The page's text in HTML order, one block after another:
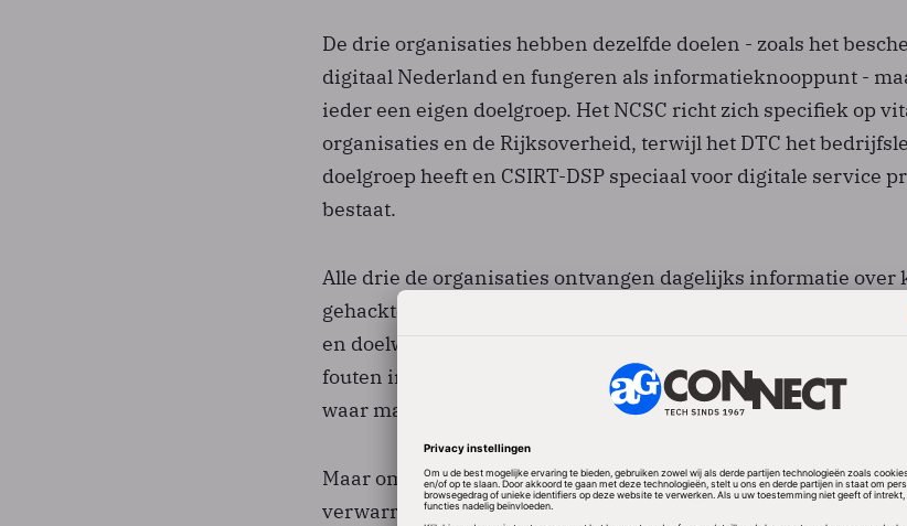
De drie organisaties hebben dezelfde doelen - zoals het
digitaal Nederland en fungeren als informatieknooppunt -
ieder een eigen doelgroep. Het NCSC richt zich specifiek op
organisaties en de Rijksoverheid, terwijl het DTC het
doelgroep heeft en CSIRT-DSP speciaal voor digitale service
bestaat.
Alle drie de organisaties ontvangen dagelijks informatie over
gehackte systemen, die zij vervolgens doorgeven aan
en doelwitten. Het gaat dan bijvoorbeeld over software waar
fouten in configuraties waardoor aanvallen mogelijk worden of
waar malware op geïnstalleerd is.
Maar omdat de organisaties verschillende doelgroepen
verwarrend zijn waar een melding over een dergelijk